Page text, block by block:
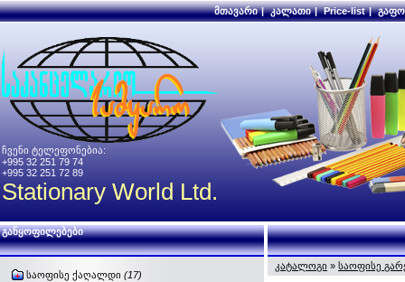
მთავარი | კალათი | Price-list |
ჩვენი ტელეფონებია:
+995 32 251 79 74
+995 32 251 72 89
Stationary World Ltd.
განყოფილებები
საოფისე ქაღალდი (17)
კატალოგი » საოფისე